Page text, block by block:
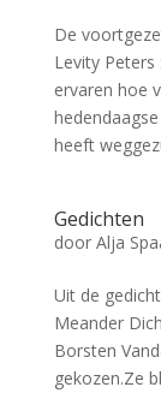
De
Levity
ervaren hoe
heeft
Gedichten
door Alja
Uit de
Meander
Borsten
gekozen.Ze